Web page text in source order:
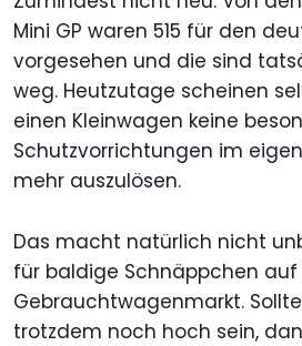
Mini GP waren 515 für den
vorgesehen und die sind
weg. Heutzutage scheinen
einen Kleinwagen keine
Schutzvorrichtungen im
mehr auszulösen.
Das macht natürlich nicht
für baldige Schnäppchen
Gebrauchtwagenmarkt.
trotzdem noch hoch sein,